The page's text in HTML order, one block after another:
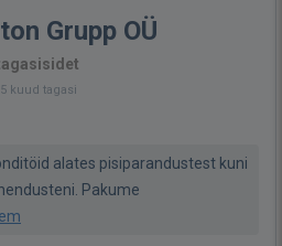
Grupp OÜ
kuud tagasi
alates pisiparandustest kuni
Pakume